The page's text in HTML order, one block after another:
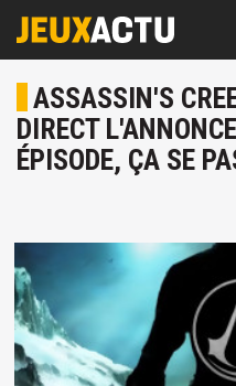
ASSASSIN'S
DIRECT
ÉPISODE, ÇA SE